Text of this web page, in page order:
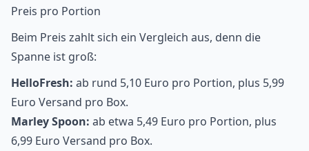
Preis pro Portion
Beim Preis zahlt sich ein Vergleich aus, denn die
Spanne ist groß:
HelloFresh: ab rund 5,10 Euro pro Portion, plus 5,99
Euro Versand pro Box.
Marley Spoon: ab etwa 5,49 Euro pro Portion, plus
6,99 Euro Versand pro Box.